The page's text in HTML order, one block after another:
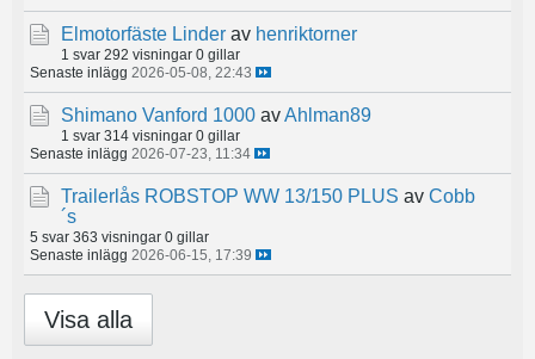
Elmotorfäste Linder av henriktorner
1 svar 292 visningar 0 gillar
Senaste inlägg 2026-05-08, 22:43
Shimano Vanford 1000 avAhlman89
1 svar 314 visningar 0 gillar
Senaste inlägg 2026-07-23, 11:34
Trailerlås ROBSTOP WW 13/150 PLUS av Cobb
´s
5 svar 363 visningar 0 gillar
Senaste inlägg 2026-06-15, 17:39
Visa alla